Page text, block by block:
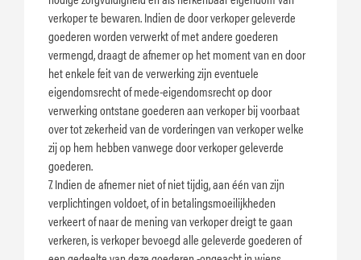
verkoper te bewaren. Indien de door verkoper geleverde
goederen worden verwerkt of met andere goederen
vermengd, draagt de afnemer op het moment van en door
het enkele feit van de verwerking zijn eventuele
eigendomsrecht of mede-eigendomsrecht op door
verwerking ontstane goederen aan verkoper bij voorbaat
over tot zekerheid van de vorderingen van verkoper welke
zij op hem hebben vanwege door verkoper geleverde
goederen.
7. Indien de afnemer niet of niet tijdig, aan één van zijn
verplichtingen voldoet, of in betalingsmoeilijkheden
verkeert of naar de mening van verkoper dreigt te gaan
verkeren, is verkoper bevoegd alle geleverde goederen of